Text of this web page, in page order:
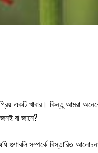
একটি খাবার। কিন্তু আমরা
বা জানে?
গুণাবলি সম্পর্কে বিস্তারিত